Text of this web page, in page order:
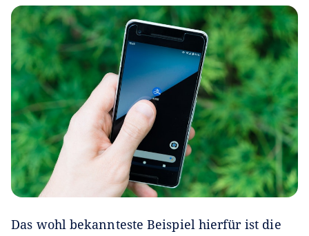
Das wohl bekannteste Beispiel hierfür ist die